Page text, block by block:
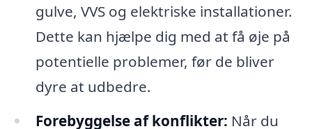
gulve, VVS og elektriske installationer.
Dette kan hjælpe dig med at få øje på
potentielle problemer, før de bliver
dyre at udbedre.
Forebyggelse af konflikter: Når du